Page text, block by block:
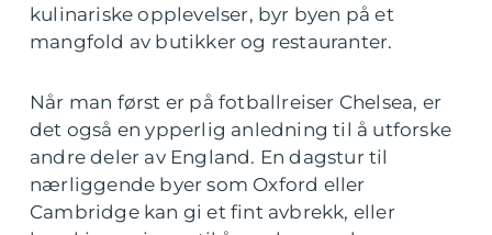
kulinariske opplevelser, byr byen på et
mangfold av butikker og restauranter.
Når man først er på fotballreiser Chelsea, er
det også en ypperlig anledning til å utforske
andre deler av England. En dagstur til
nærliggende byer som Oxford eller
Cambridge kan gi et fint avbrekk, eller